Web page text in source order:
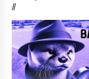
//